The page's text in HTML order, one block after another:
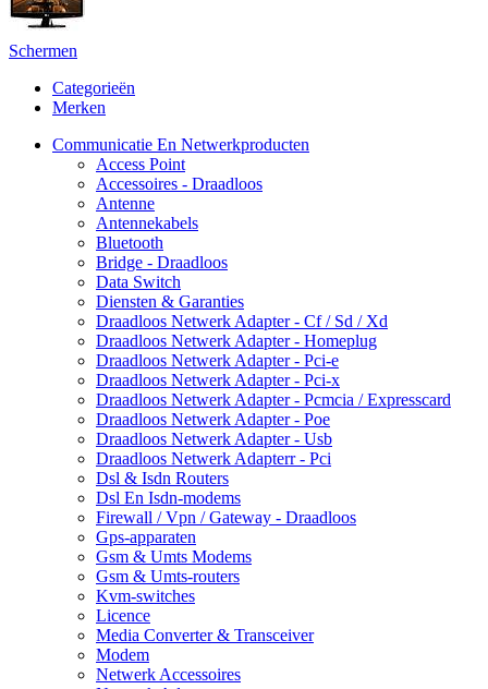
Schermen
Categorieën
Merken
Communicatie En Netwerkproducten
Access Point
Accessoires - Draadloos
Antenne
Antennekabels
Bluetooth
Bridge - Draadloos
Data Switch
Diensten & Garanties
Draadloos Netwerk Adapter - Cf / Sd / Xd
Draadloos Netwerk Adapter - Homeplug
Draadloos Netwerk Adapter - Pci-e
Draadloos Netwerk Adapter - Pci-x
Draadloos Netwerk Adapter - Pcmcia / Expresscard
Draadloos Netwerk Adapter - Poe
Draadloos Netwerk Adapter - Usb
Draadloos Netwerk Adapterr - Pci
Dsl & Isdn Routers
Dsl En Isdn-modems
Firewall / Vpn / Gateway - Draadloos
Gps-apparaten
Gsm & Umts Modems
Gsm & Umts-routers
Kvm-switches
Licence
Media Converter & Transceiver
Modem
Netwerk Accessoires